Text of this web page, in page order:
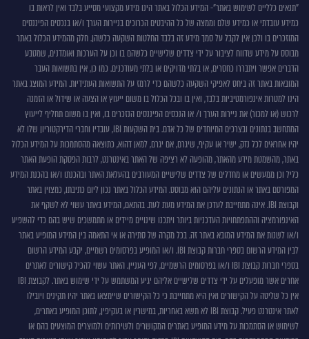
תנאים
כללים
לשימוש
באתר
"תנאים כלליים לשימוש באתר"- המידע הכלול באתר הינו מידע מקצועי מסייע בלבד ואין לראות בו
כמידע עובדתי או כמידע שלם וממצה של כל ההיבטים הכרוכים בניירות הערך ו/או בנכסים הפיננסים
המוזכרים בו ולכן אין לקבל על סמך מידע זה בלבד החלטות השקעה כלשהן. חלק מהמידע הכלול באתר
מבוסס על מידע שדווח לציבור על ידי צדדים שלישיים כלשהם בו וכן על הערכות ואומדנים, שמטבע
הדברים אפשר ויתבררו כחסרים, או בלתי מדויקים או בלתי מעודכנים. כמו כן, אין בתשואות העבר
המובאות באתר זה ביחס לאפיקי השקעה כלשהם כדי לרמז על התשואות העתידיות. המידע המוצג באתר
הינו למטרות אינפורמטיביות בלבד, ואין בו ובכל הכלול בו משום ייעוץ או הצעה או שידול או הזמנה
לרכוש (או למכור) את ניירות הערך ו/ או הנכסים הפיננסים הנזכרים בו, ואין בו משום תחליף לייעוץ
המתחשב בנתונים ובצרכים המיוחדים של כל אדם. בית השקעות IBI, עובדיו וחברי הדירקטוריון שלו לא
יהיו אחראים לכל נזק, ישיר או עקיף, שיגרם, אם יגרם, למאן דהוא, כתוצאה מהסתמכות על המידע הכלול
באתר, מהשמטת מידע מהאתר, מהופעה לא רציפה של האתר באינטרנט, לרבות הפסקת הופעת האתר
כליל וכן ממעשים או מחדלים של צדדים שלישיים המעורבים בהעלאת האתר ובהכנתו ו/או בהכנת המידע
המפורסם באתר או הנתונים עליהם הוא מבוסס. המידע הכלול באתר נכון ליום כתיבתו, כמצוין באתר
וקבוצת IBI. אינה מתחייבת לעדכן את המידע מעת לעת. בהתאם, המידע באתר עשוי לא לשקף את
האינפורמציה וההתפתחויות העדכניות ביותר ויתכנו שינויים מיידים או מתמשכים שיש בהם כדי להשפיע
ו/או לשנות את המידע המובא באתר זה. בכל מקרה של סתירה או אי התאמה בין המידע המופיע באתר
לבין המידע הרשום בספרי חברות קבוצת IBI. ו/או המופיע בפרסומים רשמיים, יקבע המידע הרשום
בספרי חברות קבוצת IBI ו/או בפרסומים הרשמיים, לפי העניין. האתר עשוי להכיל קישורים לאתרים
אחרים אשר מופעלים על ידי צדדים שלישיים אליהם יגיע המשתמש על ידי שימוש באתר. לקבוצת IBI
אין כל שליטה על הקישורים ואין היא מתחייבת כי כל הקישורים שיימצאו באתר יהיו תקינים ויובילו
לאתר אינטרנט פעיל. קבוצת IBI לא תשא באחריות, במישרין או בעקיפין, לתוכן המופיע באתרים,
לשימוש או הסתמכות על מידע המופיע באתרים המקושרים ולשירותים ולמוצרים המוצעים בהם או